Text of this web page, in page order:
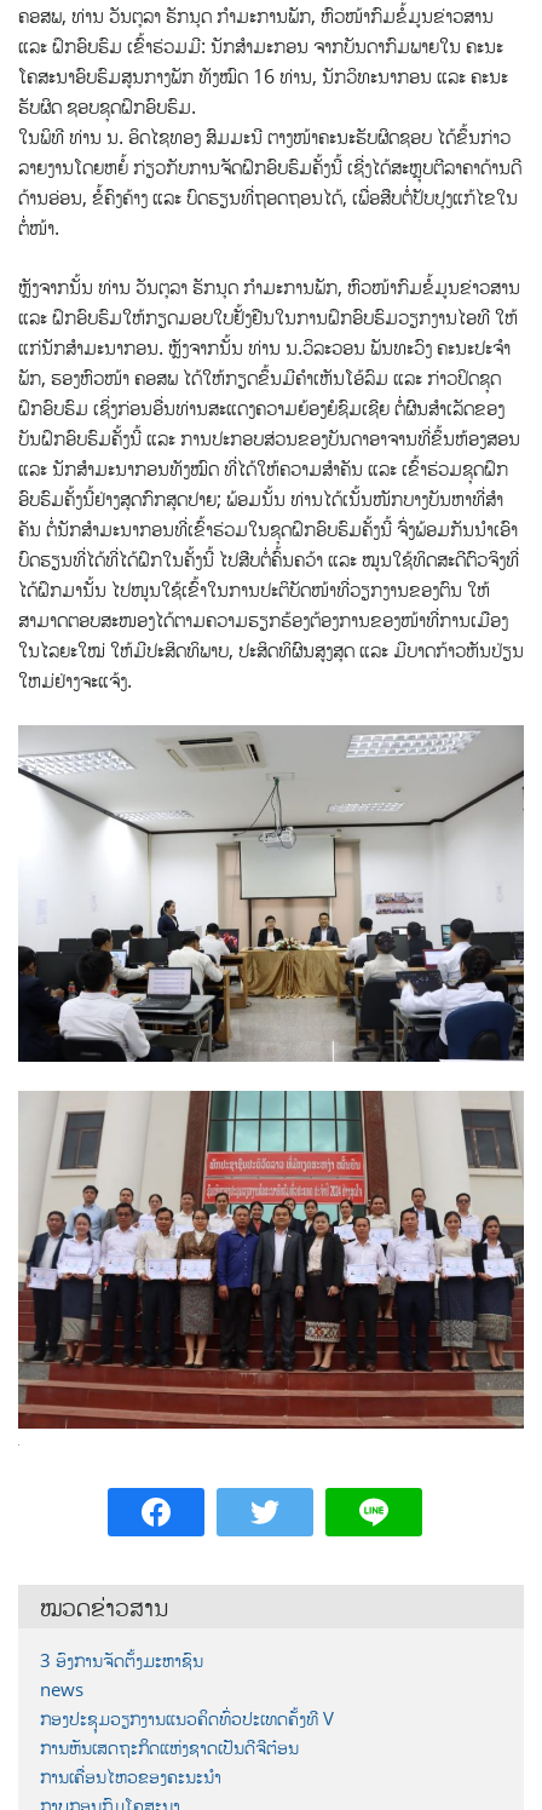
ຄອສພ, ທ່ານ ວັນຕຸລາ ຣັກນຸດ ກຳມະການພັກ, ຫົວໜ້າກົມຂໍ້ມູນຂ່າວສານ
ແລະ ຝຶກອົບຮົມ ເຂົ້າຮ່ວມມີ: ນັກສໍາມະກອນ ຈາກບັນດາກົມພາຍໃນ ຄະນະ
ໂຄສະນາອົບຮົມສູນກາງພັກ ທັງໝົດ 16 ທ່ານ, ນັກວິທະນາກອນ ແລະ ຄະນະ
ຮັບຜິດ ຊອບຊຸດຝຶກອົບຮົມ.
ໃນພິທີ ທ່ານ ນ. ອິດໄຊທອງ ສົມມະນີ ຕາງໜ້າຄະນະຮັບຜິດຊອບ ໄດ້ຂຶ້ນກ່າວ
ລາຍງານໂດຍຫຍໍ້ ກ່ຽວກັບການຈັດຝຶກອົບຮົມຄັ້ງນີ້ ເຊີ່ງໄດ້ສະຫຼຸບຕີລາຄາດ້ານດີ
ດ້ານອ່ອນ, ຂໍ້ຄົງຄ້າງ ແລະ ບົດຮຽນທີ່ຖອດຖອນໄດ້, ເພື່ອສືບຕໍ່ປັບປຸງແກ້ໄຂໃນ
ຕໍ່ໜ້າ.
ຫຼັງຈາກນັ້ນ ທ່ານ ວັນຕຸລາ ຣັກນຸດ ກຳມະການພັກ, ຫົວໜ້າກົມຂໍ້ມູນຂ່າວສານ
ແລະ ຝຶກອົບຮົມໃຫ້ກຽດມອບໃບຢັ້ງຢືນໃນການຝຶກອົບຮົມວຽກງານໄອທີ ໃຫ້
ແກ່ນັກສໍາມະນາກອນ. ຫຼັງຈາກນັ້ນ ທ່ານ ນ.ວິລະວອນ ພັນທະວົງ ຄະນະປະຈຳ
ພັກ, ຮອງຫົວໜ້າ ຄອສພ ໄດ້ໃຫ້ກຽດຂຶ້ນມີຄໍາເຫັນໂອ້ລົມ ແລະ ກ່າວປິດຊຸດ
ຝຶກອົບຮົມ ເຊິ່ງກ່ອນອື່ນທ່ານສະແດງຄວາມຍ້ອງຍໍຊົມເຊີຍ ຕໍ່ຜົນສໍາເລັດຂອງ
ບັນຝຶກອົບຮົມຄັ້ງນີ້ ແລະ ການປະກອບສ່ວນຂອງບັນດາອາຈານທີ່ຂຶ້ນຫ້ອງສອນ
ແລະ ນັກສໍາມະນາກອນທັງໝົດ ທີ່ໄດ້ໃຫ້ຄວາມສໍາຄັນ ແລະ ເຂົ້າຮ່ວມຊຸດຝຶກ
ອົບຮົມຄັ້ງນີ້ຢ່າງສຸດກົກສຸດປາຍ; ພ້ອມນັ້ນ ທ່ານໄດ້ເນັ້ນໜັກບາງບັນຫາທີ່ສໍາ
ຄັນ ຕໍ່ນັກສໍາມະນາກອນທີ່ເຂົ້າຮ່ວມໃນຊຸດຝຶກອົບຮົມຄັ້ງນີ້ ຈົ່ງພ້ອມກັນນໍາເອົາ
ບົດຮຽນທີ່ໄດ້ທີ່ໄດ້ຝຶກໃນຄັ້ງນີ້ ໄປສືບຕໍ່ຄົ້ນຄວ້າ ແລະ ໝູນໃຊ້ທິດສະດີຕົວຈິງທີ່
ໄດ້ຝຶກມານັ້ນ ໄປໜູນໃຊ້ເຂົ້າໃນການປະຕິບັດໜ້າທີ່ວຽກງານຂອງຕົນ ໃຫ້
ສາມາດຕອບສະໜອງໄດ້ຕາມຄວາມຮຽກຮ້ອງຕ້ອງການຂອງໜ້າທີ່ການເມືອງ
ໃນໄລຍະໃໝ່ ໃຫ້ມີປະສິດທິພາບ, ປະສິດທິຜົນສູງສຸດ ແລະ ມີບາດກ້າວຫັນປ່ຽນ
ໃຫມ່ຢ່າງຈະແຈ້ງ.
ໝວດຂ່າວສານ
3 ອົງການຈັດຕັ້ງມະຫາຊົນ
news
ກອງປະຊຸມວຽກງານແນວຄິດທົ່ວປະເທດຄັ້ງທີ V
ການຫັນເສດຖະກິດແຫ່ງຊາດເປັນດີຈີຕ໋ອນ
ການເຄື່ອນໄຫວຂອງຄະນະນຳ